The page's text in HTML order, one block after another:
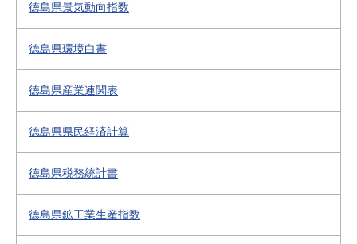
徳島県景気動向指数
徳島県環境白書
徳島県産業連関表
徳島県県民経済計算
徳島県税務統計書
徳島県鉱工業生産指数